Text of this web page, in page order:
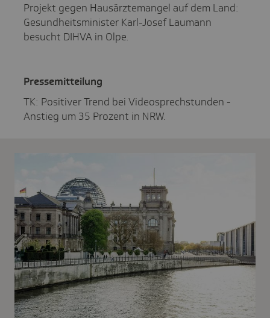
Projekt gegen Hausärztemangel auf dem Land:
Gesundheitsminister Karl-Josef Laumann
besucht DIHVA in Olpe.
Pres­se­mit­tei­lung
TK: Positiver Trend bei Videosprechstunden -
Anstieg um 35 Prozent in NRW.